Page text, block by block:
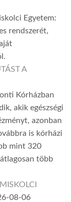
Egyetem:
rendszerét,
A
Kórházban
akik egészségi
azonban
is kórházi
mint 320
több
08-06